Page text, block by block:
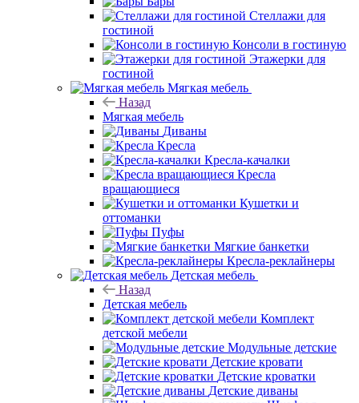
Стеллажи для
гостиной
Консоли в гостиную
Этажерки для
гостиной
Мягкая мебель
Назад
Мягкая мебель
Диваны
Кресла
Кресла-качалки
Кресла
вращающиеся
Кушетки и
оттоманки
Пуфы
Мягкие банкетки
Кресла-реклайнеры
Детская мебель
Назад
Детская мебель
Комплект
детской мебели
Модульные детские
Детские кровати
Детские кроватки
Детские диваны